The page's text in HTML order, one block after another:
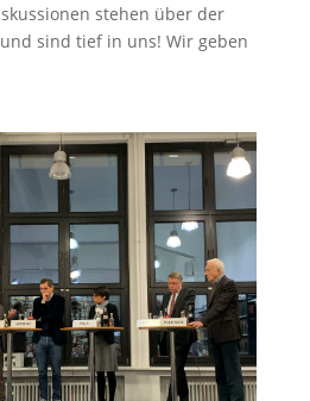
stehen über der
sind tief in uns! Wir geben